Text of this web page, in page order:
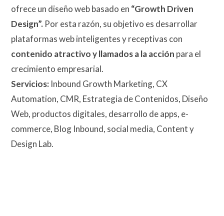
ofrece un diseño web basado en “Growth Driven
Design”. Por esta razón, su objetivo es desarrollar
plataformas web inteligentes y receptivas con
contenido atractivo y llamados a la acción para el
crecimiento empresarial.
Servicios: Inbound Growth Marketing, CX
Automation, CMR, Estrategia de Contenidos, Diseño
Web, productos digitales, desarrollo de apps, e-
commerce, Blog Inbound, social media, Content y
Design Lab.